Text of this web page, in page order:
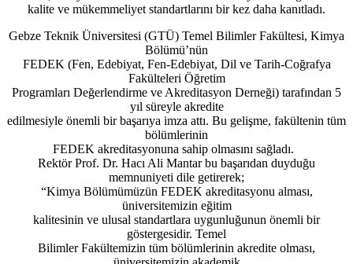
kalite ve mükemmeliyet standartlarını bir kez daha kanıtladı.
Gebze Teknik Üniversitesi (GTÜ) Temel Bilimler Fakültesi, Kimya
Bölümü’nün
FEDEK (Fen, Edebiyat, Fen-Edebiyat, Dil ve Tarih-Coğrafya
Fakülteleri Öğretim
Programları Değerlendirme ve Akreditasyon Derneği) tarafından 5
yıl süreyle akredite
edilmesiyle önemli bir başarıya imza attı. Bu gelişme, fakültenin tüm
bölümlerinin
FEDEK akreditasyonuna sahip olmasını sağladı.
Rektör Prof. Dr. Hacı Ali Mantar bu başarıdan duyduğu
memnuniyeti dile getirerek;
“Kimya Bölümümüzün FEDEK akreditasyonu alması,
üniversitemizin eğitim
kalitesinin ve ulusal standartlara uygunluğunun önemli bir
göstergesidir. Temel
Bilimler Fakültemizin tüm bölümlerinin akredite olması,